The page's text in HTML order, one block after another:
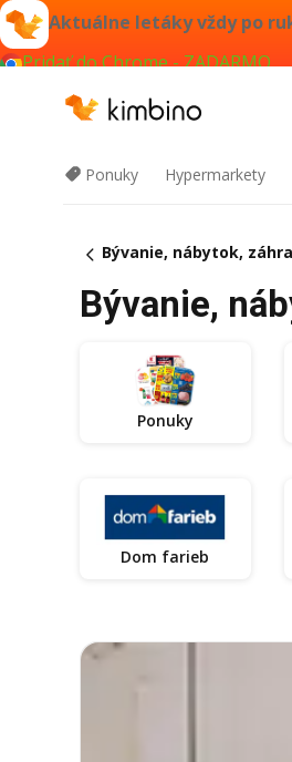
Aktuálne letáky vždy po
Pridať do Chrome - ZADARMO
Ponuky Hypermarkety
Bývanie, nábytok,
Bývanie,
Ponuky
Dom farieb